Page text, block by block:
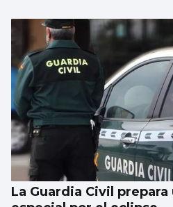
La Guardia Civil